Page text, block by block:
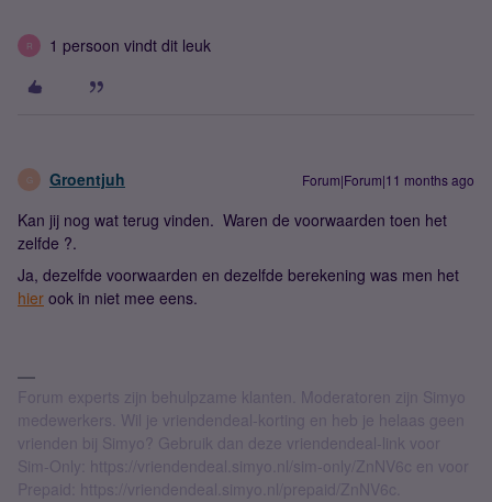
R 1 persoon vindt dit leuk
G Groentjuh Forum|Forum|11 months ago
Kan jij nog wat terug vinden. Waren de voorwaarden toen het
zelfde ?.
Ja, dezelfde voorwaarden en dezelfde berekening was men het
hier ook in niet mee eens.
Forum experts zijn behulpzame klanten. Moderatoren zijn Simyo
medewerkers. Wil je vriendendeal-korting en heb je helaas geen
vrienden bij Simyo? Gebruik dan deze vriendendeal-link voor
Sim-Only: https://vriendendeal.simyo.nl/sim-only/ZnNV6c en voor
Prepaid: https://vriendendeal.simyo.nl/prepaid/ZnNV6c.